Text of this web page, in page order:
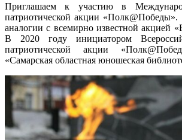
Приглашаем к участию в
патриотической акции
аналогии с всемирно известной акцией
В 2020 году инициатором
патриотической акции
«Самарская областная юношеская